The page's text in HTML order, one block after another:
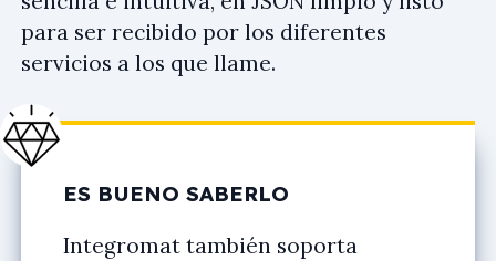
para ser recibido por los diferentes
servicios a los que llame.
ES BUENO SABERLO
Integromat también soporta